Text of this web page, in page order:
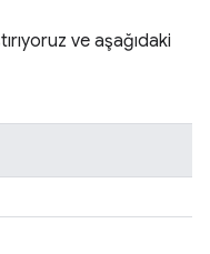
ve aşağıdaki